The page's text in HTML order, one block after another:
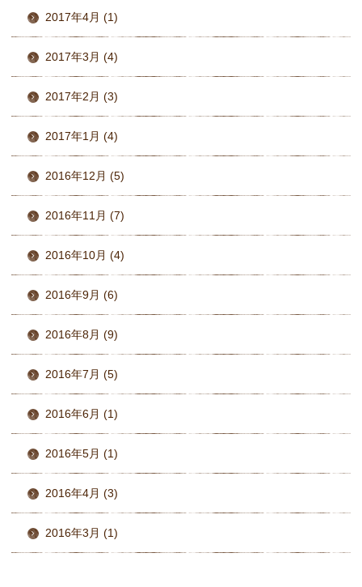
2017年4月 (1)
2017年3月 (4)
2017年2月 (3)
2017年1月 (4)
2016年12月 (5)
2016年11月 (7)
2016年10月 (4)
2016年9月 (6)
2016年8月 (9)
2016年7月 (5)
2016年6月 (1)
2016年5月 (1)
2016年4月 (3)
2016年3月 (1)